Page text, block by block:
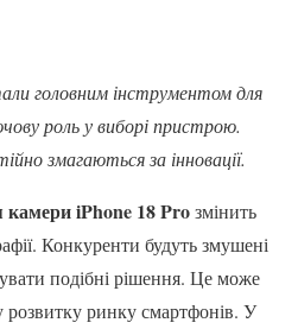
головним інструментом для
роль у виборі пристрою.
змагаються за інновації.
камери iPhone 18 Proзмінить
Конкуренти будуть змушені
подібні рішення. Це може
розвитку ринку смартфонів. У